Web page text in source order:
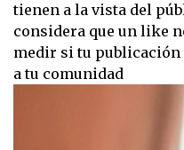
tienen a la vista del
considera que un like
medir si tu publicación
a tu comunidad